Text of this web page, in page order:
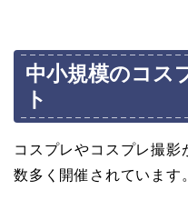
中小規模のコス
ト
コスプレやコスプレ撮影
数多く開催されています